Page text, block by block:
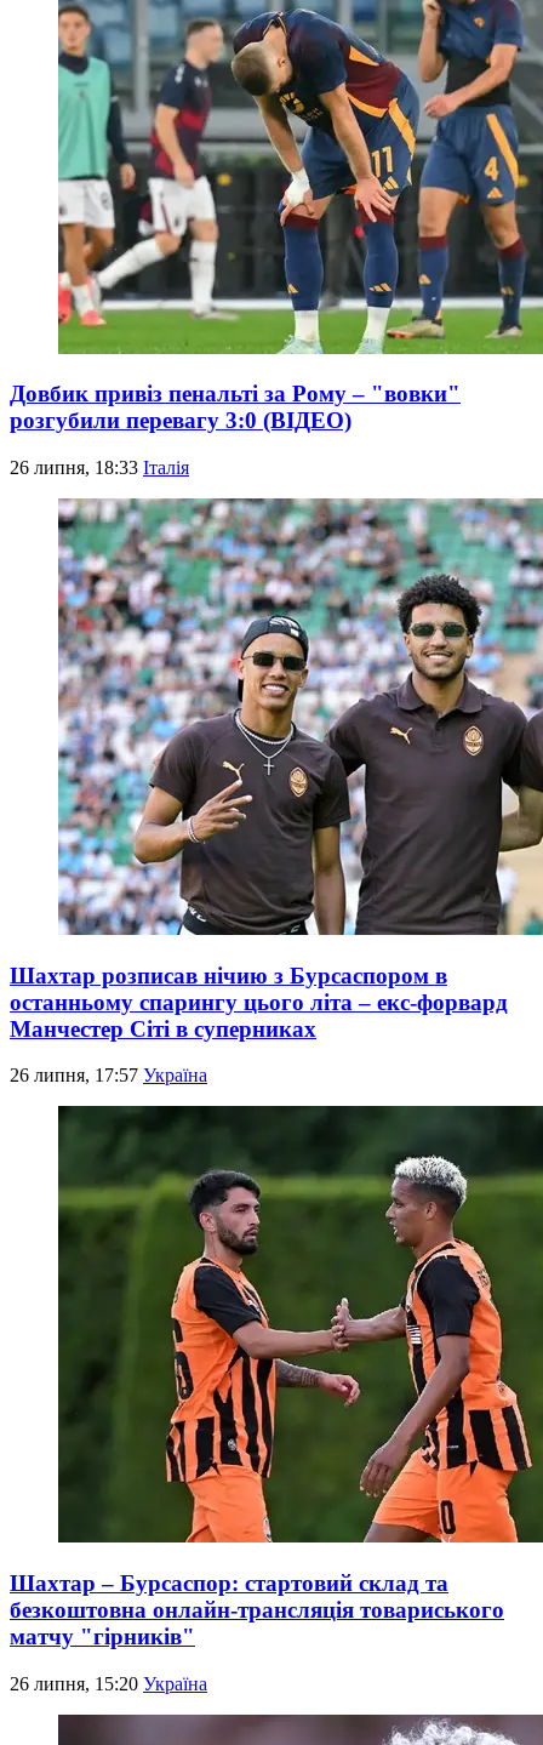
Довбик привіз пенальті за Рому – "вовки"
розгубили перевагу 3:0 (ВІДЕО)
26 липня, 18:33 Італія
Шахтар розписав нічию з Бурсаспором в
останньому спарингу цього літа – екс-форвард
Манчестер Сіті в суперниках
26 липня, 17:57 Україна
Шахтар – Бурсаспор: стартовий склад та
безкоштовна онлайн-трансляція товариського
матчу "гірників"
26 липня, 15:20 Україна